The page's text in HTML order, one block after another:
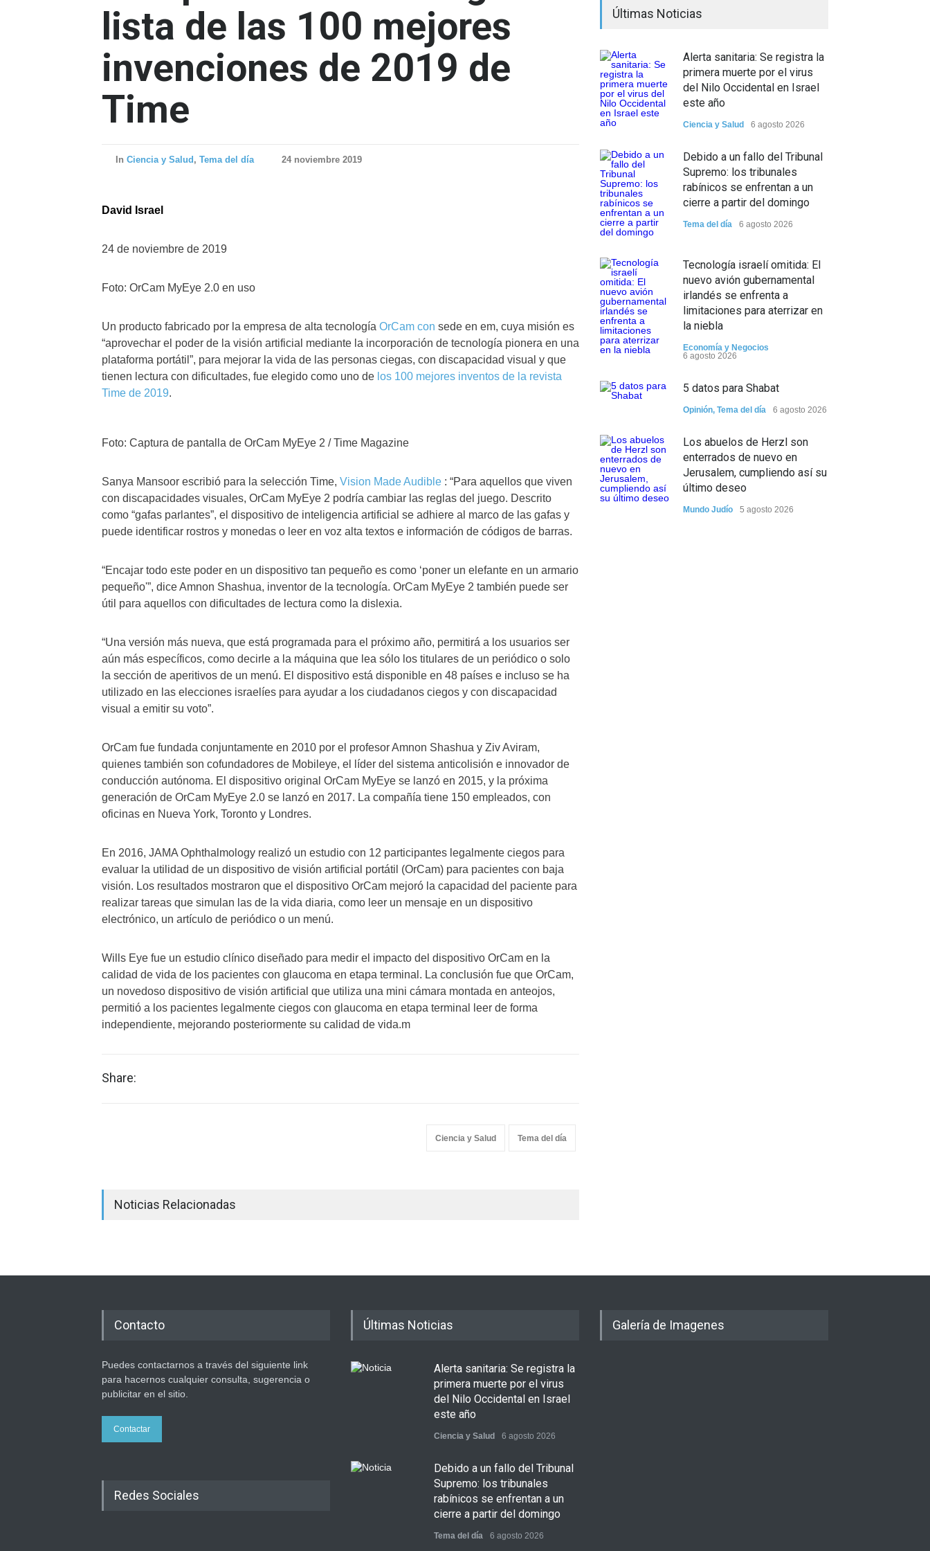
lista de las 100 mejores
invenciones de 2019 de
Time
In Ciencia y Salud , Tema del día 24 noviembre 2019
David Israel
24 de noviembre de 2019
Foto: OrCam MyEye 2.0 en uso
Un producto fabricado por la empresa de alta tecnología OrCam con sede en em, cuya misión es
“aprovechar el poder de la visión artificial mediante la incorporación de tecnología pionera en una
plataforma portátil”, para mejorar la vida de las personas ciegas, con discapacidad visual y que
tienen lectura con dificultades, fue elegido como uno de los 100 mejores inventos de la revista
Time de 2019.
Foto: Captura de pantalla de OrCam MyEye 2 / Time Magazine
Sanya Mansoor escribió para la selección Time, Vision Made Audible : “Para aquellos que viven
con discapacidades visuales, OrCam MyEye 2 podría cambiar las reglas del juego. Descrito
como “gafas parlantes”, el dispositivo de inteligencia artificial se adhiere al marco de las gafas y
puede identificar rostros y monedas o leer en voz alta textos e información de códigos de barras.
“Encajar todo este poder en un dispositivo tan pequeño es como ‘poner un elefante en un armario
pequeño'”, dice Amnon Shashua, inventor de la tecnología. OrCam MyEye 2 también puede ser
útil para aquellos con dificultades de lectura como la dislexia.
“Una versión más nueva, que está programada para el próximo año, permitirá a los usuarios ser
aún más específicos, como decirle a la máquina que lea sólo los titulares de un periódico o solo
la sección de aperitivos de un menú. El dispositivo está disponible en 48 países e incluso se ha
utilizado en las elecciones israelíes para ayudar a los ciudadanos ciegos y con discapacidad
visual a emitir su voto”.
OrCam fue fundada conjuntamente en 2010 por el profesor Amnon Shashua y Ziv Aviram,
quienes también son cofundadores de Mobileye, el líder del sistema anticolisión e innovador de
conducción autónoma. El dispositivo original OrCam MyEye se lanzó en 2015, y la próxima
generación de OrCam MyEye 2.0 se lanzó en 2017. La compañía tiene 150 empleados, con
oficinas en Nueva York, Toronto y Londres.
En 2016, JAMA Ophthalmology realizó un estudio con 12 participantes legalmente ciegos para
evaluar la utilidad de un dispositivo de visión artificial portátil (OrCam) para pacientes con baja
visión. Los resultados mostraron que el dispositivo OrCam mejoró la capacidad del paciente para
realizar tareas que simulan las de la vida diaria, como leer un mensaje en un dispositivo
electrónico, un artículo de periódico o un menú.
Wills Eye fue un estudio clínico diseñado para medir el impacto del dispositivo OrCam en la
calidad de vida de los pacientes con glaucoma en etapa terminal. La conclusión fue que OrCam,
un novedoso dispositivo de visión artificial que utiliza una mini cámara montada en anteojos,
permitió a los pacientes legalmente ciegos con glaucoma en etapa terminal leer de forma
independiente, mejorando posteriormente su calidad de vida.m
Share:
Ciencia y Salud Tema del día
Noticias Relacionadas
Últimas Noticias
Alerta sanitaria: Se registra la
primera muerte por el virus
del Nilo Occidental en Israel
este año
Ciencia y Salud 6 agosto 2026
Debido a un fallo del Tribunal
Supremo: los tribunales
rabínicos se enfrentan a un
cierre a partir del domingo
Tema del día 6 agosto 2026
Tecnología israelí omitida: El
nuevo avión gubernamental
irlandés se enfrenta a
limitaciones para aterrizar en
la niebla
Economía y Negocios
6 agosto 2026
5 datos para Shabat
Opinión, Tema del día 6 agosto 2026
Los abuelos de Herzl son
enterrados de nuevo en
Jerusalem, cumpliendo así su
último deseo
Mundo Judío 5 agosto 2026
Contacto
Puedes contactarnos a través del siguiente link
para hacernos cualquier consulta, sugerencia o
publicitar en el sitio.
Contactar
Redes Sociales
Últimas Noticias
Alerta sanitaria: Se registra la
primera muerte por el virus
del Nilo Occidental en Israel
este año
Ciencia y Salud 6 agosto 2026
Debido a un fallo del Tribunal
Supremo: los tribunales
rabínicos se enfrentan a un
cierre a partir del domingo
Tema del día 6 agosto 2026
Galería de Imagenes